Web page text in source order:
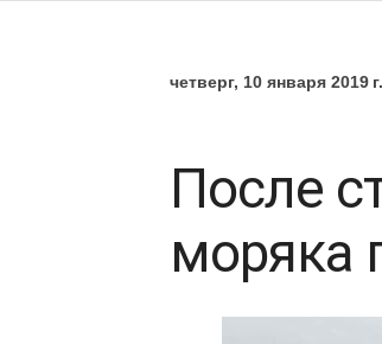
четверг, 10 января 2019 г.
После
моряка